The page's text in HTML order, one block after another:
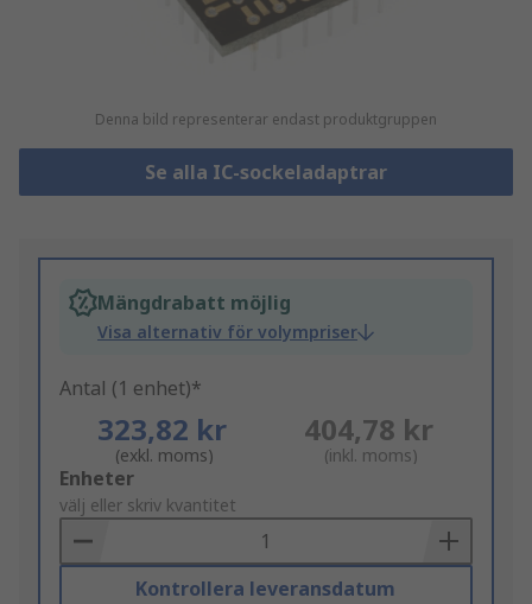
Denna bild representerar endast produktgruppen
Se alla IC-sockeladaptrar
Mängdrabatt möjlig
Visa alternativ för volympriser
Antal (1 enhet)*
323,82 kr
(exkl. moms)
404,78 kr
(inkl. moms)
Add
to
Basket
Enheter
välj eller skriv kvantitet
Kontrollera leveransdatum